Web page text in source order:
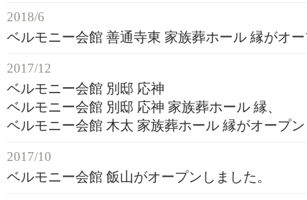
2018/6
ベルモニー会館 善通寺東 家族葬ホール 縁がオ
2017/12
ベルモニー会館 別邸 応神
ベルモニー会館 別邸 応神 家族葬ホール 縁、
ベルモニー会館 木太 家族葬ホール 縁がオープ
2017/10
ベルモニー会館 飯山がオープンしました。